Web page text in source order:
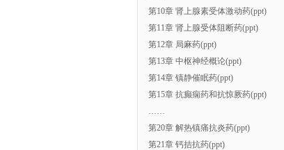
第10章 肾上腺素受体激动药(ppt)
第11章 肾上腺受体阻断药(ppt)
第12章 局麻药(ppt)
第13章 中枢神经概论(ppt)
第14章 镇静催眠药(ppt)
第15章 抗癫痫药和抗惊厥药(ppt)
……
第20章 解热镇痛抗炎药(ppt)
第21章 钙拮抗药(ppt)